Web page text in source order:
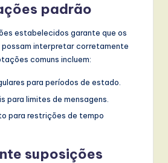
padrão
estabelecidos garante que os
possam interpretar corretamente
comuns incluem:
para períodos de estado.
para limites de mensagens.
para restrições de tempo
suposições